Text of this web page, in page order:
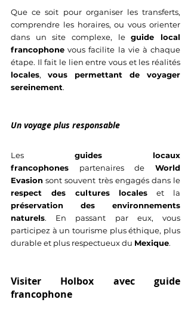
Que ce soit pour organiser les transferts,
comprendre les horaires, ou vous orienter
dans un site complexe, le guide local
francophone vous facilite la vie à chaque
locales, vous permettant de voyager
sereinement.
Un voyage plus responsable
Les guides locaux
francophones partenaires de World
Evasion
respect des cultures locales
préservation des environnements
naturels. En passant par eux, vous
participez à un tourisme plus éthique, plus
durable et plus respectueux du Mexique.
Visiter Holbox avec guide
francophone